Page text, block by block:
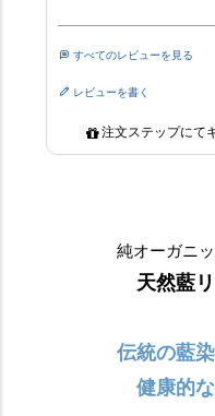
純オーガニ
天然藍
伝統の藍
健康的
すべてのレビューを見る
レビューを書く
注文ステップにて